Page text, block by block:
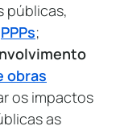
públicas,
PPPs;
obras
os impactos
as